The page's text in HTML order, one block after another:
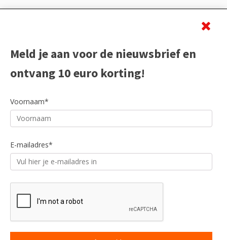
Meld je aan voor de nieuwsbrief en
ontvang 10 euro korting!
Voornaam*
E-mailadres*